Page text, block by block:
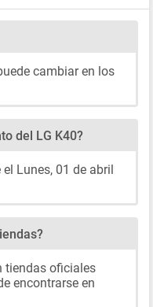
cambiar en los
del LG K40?
Lunes, 01 de abril
tiendas oficiales
encontrarse en